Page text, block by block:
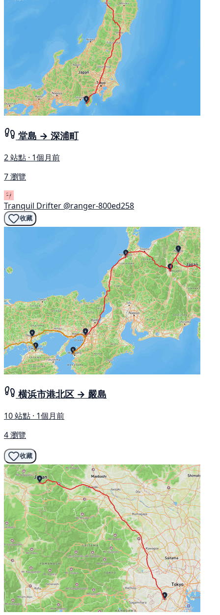
堂島 → 深浦町
2 站點 · 1個月前
7 瀏覽
Tranquil Drifter @ranger-800ed258
收藏
横浜市港北区 → 嚴島
10 站點 · 1個月前
4 瀏覽
收藏